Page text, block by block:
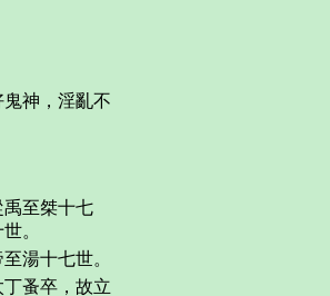
神，淫亂不
至桀十七
。
湯十七世。
蚤卒，故立